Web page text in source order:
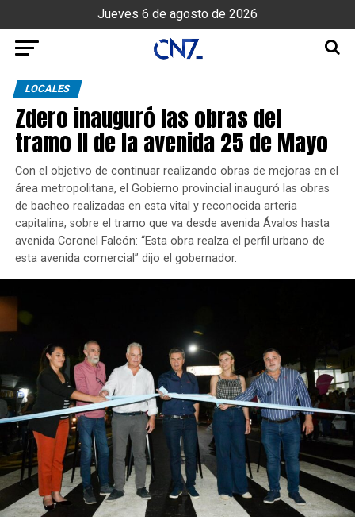
Jueves 6 de agosto de 2026
LOCALES
Zdero inauguró las obras del
tramo II de la avenida 25 de Mayo
Con el objetivo de continuar realizando obras de mejoras en el
área metropolitana, el Gobierno provincial inauguró las obras
de bacheo realizadas en esta vital y reconocida arteria
capitalina, sobre el tramo que va desde avenida Ávalos hasta
avenida Coronel Falcón: “Esta obra realza el perfil urbano de
esta avenida comercial” dijo el gobernador.